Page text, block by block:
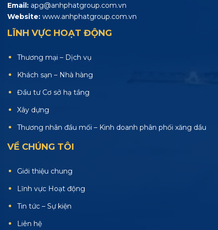
Email: apg@anhphatgroup.com.vn
Website: www.anhphatgroup.com.vn
LĨNH VỰC HOẠT ĐỘNG
Thương mại – Dịch vụ
Khách sạn – Nhà hàng
Đầu tư Cơ sở hạ tầng
Xây dựng
Thương nhân đầu mối – Kinh doanh phân phối xăng dầu
VỀ CHÚNG TÔI
Giới thiệu chung
Lĩnh vực Hoạt động
Tin tức – Sự kiện
Liên hệ